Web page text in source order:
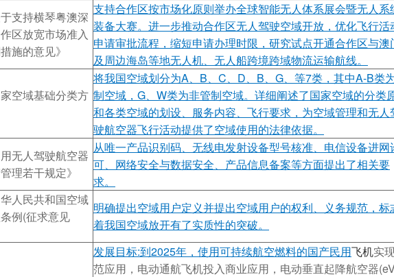
于支持横琴粤澳深
区放宽市场准入
施的意见》
支持合作区按市场化原则举办全球智能无人体系展会暨无人系
装备大赛。进一步推动合作区无人驾驶空域开放，优化飞行活
申请审批流程，缩短申请办理时限，研究试点开通合作区与澳
及周边海岛等地无人机、无人船跨境跨域物流运输航线。
家空域基础分类方
将我国空域划分为A、B、C、D、B、G、等7类，其中A-B类
制空域，G、W类为非管制空域。详细阐述了国家空域的分类
和各类空域的划设、服务内容、飞行要求，为空域管理和无人
驶航空器飞行活动提供了空域使用的法律依据。
用无人驾驶航空器
理若干规定》
从唯一产品识别码、无线电发射设备型号核准、电信设备进网
可、网络安全与数据安全、产品信息备案等方面提出了相关要
求。
华人民共和国空域
例(征求意见
明确提出空域用户定义并提出空域用户的权利、义务规范，标
着我国空域放开有了实质性的突破。
发展目标:到2025年，使用可持续航空燃料的国产民用飞机实
范应用，电动通航飞机投入商业应用，电动垂直起降航空器